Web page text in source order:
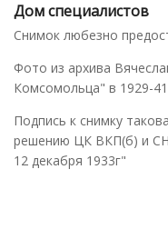
Дом специалистов
Снимок любезно
Фото из архива
Комсомольца" в 1929-41
Подпись к снимку
решению ЦК ВКП(б) и
12 декабря 1933г"